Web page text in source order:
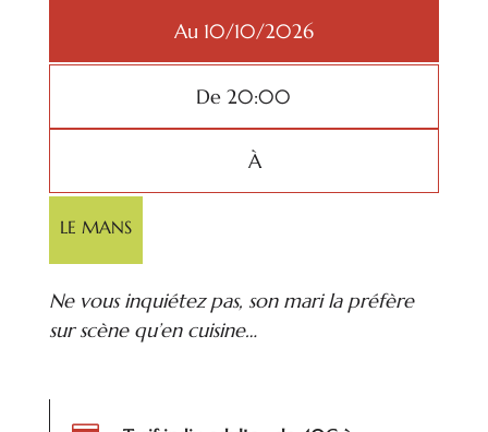
Au 10/10/2026
De 20:00
À
LE MANS
Ne vous inquiétez pas, son mari la préfère
sur scène qu’en cuisine…